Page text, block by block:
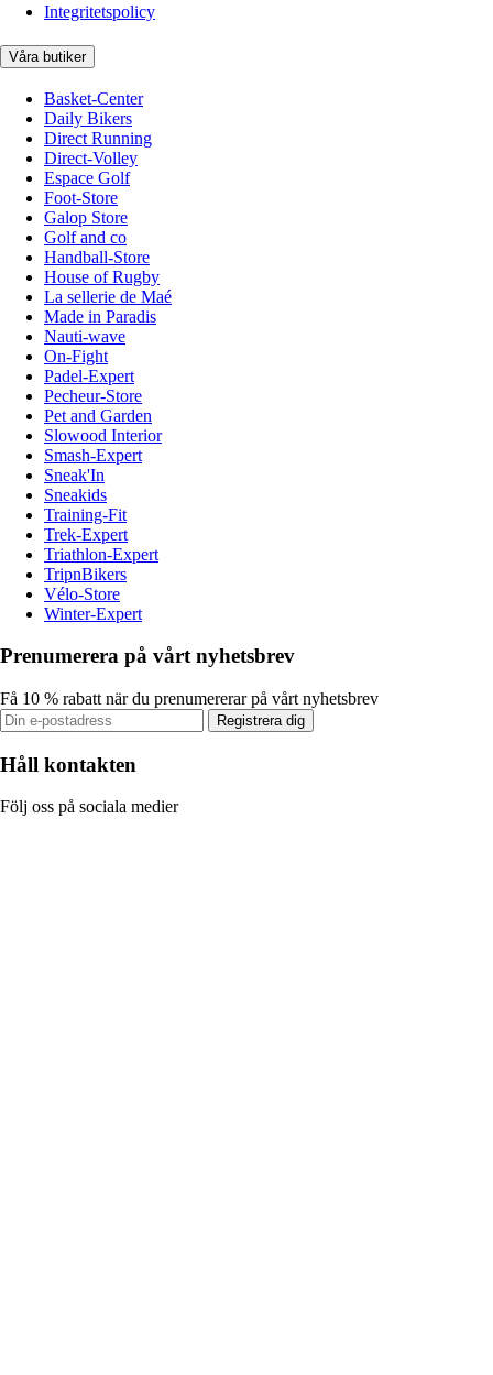
Integritetspolicy
Våra butiker
Basket-Center
Daily Bikers
Direct Running
Direct-Volley
Espace Golf
Foot-Store
Galop Store
Golf and co
Handball-Store
House of Rugby
La sellerie de Maé
Made in Paradis
Nauti-wave
On-Fight
Padel-Expert
Pecheur-Store
Pet and Garden
Slowood Interior
Smash-Expert
Sneak'In
Sneakids
Training-Fit
Trek-Expert
Triathlon-Expert
TripnBikers
Vélo-Store
Winter-Expert
Prenumerera på vårt nyhetsbrev
Få 10 % rabatt när du prenumererar på vårt nyhetsbrev
Registrera dig
Håll kontakten
Följ oss på sociala medier